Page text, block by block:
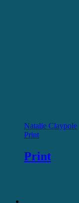
Natalie Claypole
Print
Print